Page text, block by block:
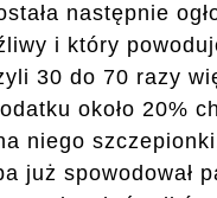
następnie
i który
30 do 70 razy
około 20%
niego
już spowodował